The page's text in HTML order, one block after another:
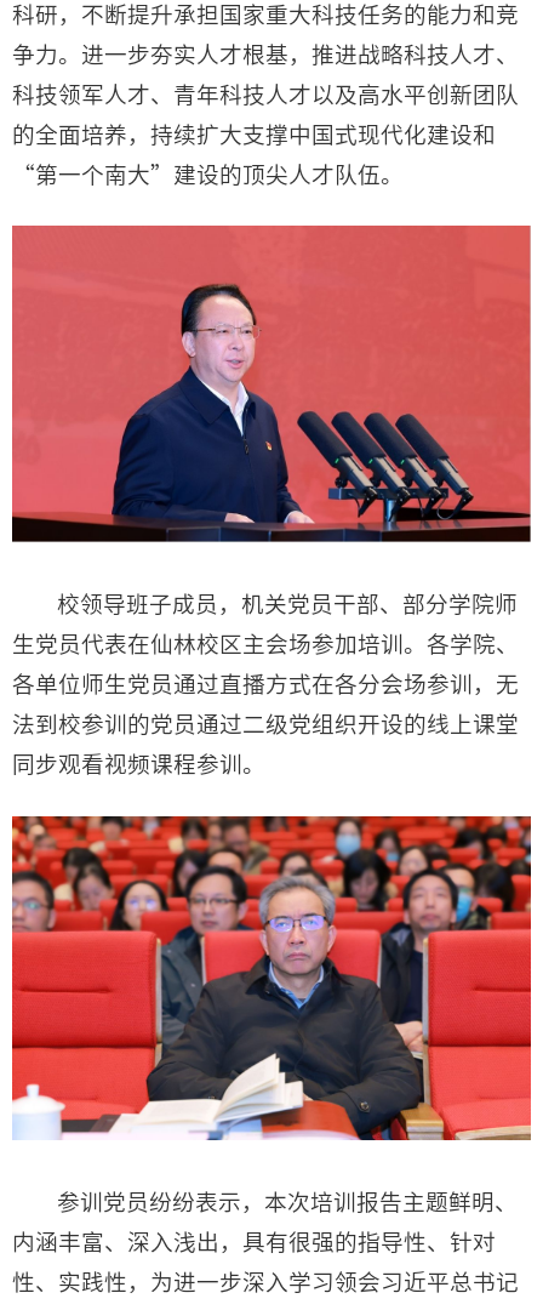
科研，不断提升承担国家重大科技任务的能力和竞
争力。进一步夯实人才根基，推进战略科技人才、
科技领军人才、青年科技人才以及高水平创新团队
的全面培养，持续扩大支撑中国式现代化建设和
“第一个南大”建设的顶尖人才队伍。
校领导班子成员，机关党员干部、部分学院师
生党员代表在仙林校区主会场参加培训。各学院、
各单位师生党员通过直播方式在各分会场参训，无
法到校参训的党员通过二级党组织开设的线上课堂
同步观看视频课程参训。
参训党员纷纷表示，本次培训报告主题鲜明、
内涵丰富、深入浅出，具有很强的指导性、针对
性、实践性，为进一步深入学习领会习近平总书记